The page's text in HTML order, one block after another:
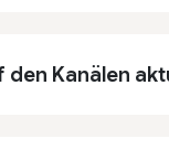
Kanälen